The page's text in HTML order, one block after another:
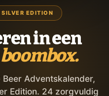
EDITION
in een
Beer Adventskalender,
Edition. 24 zorgvuldig